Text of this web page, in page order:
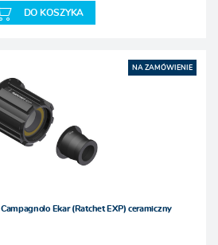
DO KOSZYKA
NA ZAMÓWIENIE
Ekar (Ratchet EXP) ceramiczny